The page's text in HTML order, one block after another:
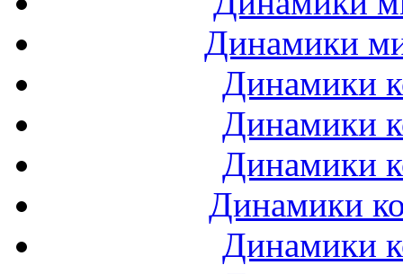
Динамики
Динамики
Динамики
Динамики
Динамики
Динамики